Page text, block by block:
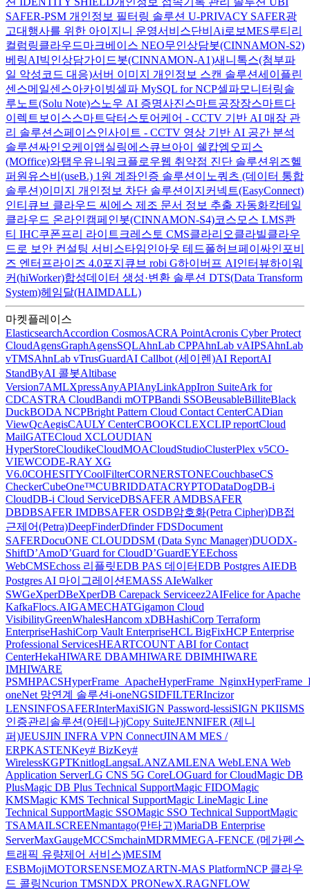
SAFER-PSM 개인정보 필터링 솔루션 U-PRIVACY SAFER광
고대행사를 위한 아이지니 운영서비스단비Ai로보MES루티 리
컬럼링클라우드마크베이스 NEO무인상담봇(CINNAMON-S2)
베링AI빅인상담가이드봇(CINNAMON-A1)새니톡스(첨부파
일 악성코드 대응)서버 이미지 개인정보 스캔 솔루션세이플린
센스메일센스아카이빙셀파 MySQL for NCP셀파모니터링솔
루노트(Solu Note)스노우 AI 증명사진스마트공장장스마트다
이렉트보이스스마트닥터 스토어케어 - CCTV 기반 AI 매장 관
리 솔루션 스페이스인사이트 - CCTV 영상 기반 AI 공간 분석
솔루션싸인오케이 앱실링에스큐브아이 쉘캅엠오피스
(MOffice)와탭우유니 워크플로우웹 취약점 진단 솔루션 위즈헬
퍼원 유스비(useB.) 1원 계좌인증 솔루션 이노쿼츠 (데이터 통합
솔루션)이미지 개인정보 차단 솔루션 이지커넥트(EasyConnect)
인티큐브 클라우드 씨에스 제조 문서 정보 추출 자동화칵테일
클라우드 온라인캠페인봇(CINNAMON-S4)코스모스 LMS콴
티 IHC쿠폰프리 라이트 크레스토 CMS클라리오클라빌클라우
드로 보안 컨설팅 서비스타임인아웃 테드폴허브페이싸인 포비
즈 엔터프라이즈 4.0포지큐브 robi G하이버프 AI인터뷰하이워
커(hiWorker)합성데이터 생성·변환 솔루션 DTS(Data Transform
System)헤임달(HAIMDALL)
마켓플레이스
ElasticsearchAccordion CosmosACRA PointAcronis Cyber Protect
CloudAgensGraphAgensSQLAhnLab CPPAhnLab vAIPSAhnLab
vTMSAhnLab vTrusGuardAI Callbot (세이렌)AI ReportAI
StandByAI 콜봇Altibase
Version7AMLXpressAnyAPIAnyLinkAppIron SuiteArk for
CDCASTRA CloudBandi mOTPBandi SSOBeusableBilliteBlack
DuckBODA NCPBright Pattern Cloud Contact CenterCADian
ViewQcAegisCAULY CenterCBOOKCLEXCLIP reportCloud
MailGATECloud XCLOUDIAN
HyperStoreCloudikeCloudMOACloudStudioClusterPlex v5CO-
VIEWCODE-RAY XG
V6.0COHESITYCoolFilterCORNERSTONECouchbaseCS
CheckerCubeOne™CUBRIDDATACRYPTODataDogDB-i
CloudDB-i Cloud ServiceDBSAFER AMDBSAFER
DBDBSAFER IMDBSAFER OSDB암호화(Petra Cipher)DB접
근제어(Petra)DeepFinderDfinder FDSDocument
SAFERDocuONE CLOUDDSM (Data Sync Manager)DUODX-
ShiftD’AmoD’Guard for CloudD’GuardEYEEchoss
WebCMSEchoss 리플릿EDB PAS 데이터EDB Postgres AIEDB
Postgres AI 마이그레이션EMASS AIeWalker
SWGeXperDBeXperDB Carepack Serviceez2AIFelice for Apache
KafkaFlocs.AIGAMECHATGigamon Cloud
VisibilityGreenWhalesHancom xDBHashiCorp Terraform
EnterpriseHashiCorp Vault EnterpriseHCL BigFixHCP Enterprise
Professional ServicesHEARTCOUNT ABI for Contact
CenterHekaHIWARE DBAMHIWARE DBIMHIWARE
IMHIWARE
PSMHPACSHyperFrame_ApacheHyperFrame_Nginx
oneNet 망연계 솔루션i-oneNGSIDFILTERIncizor
LENSINFOSAFERInterMaxiSIGN Password-lessiSIGN PKIISMS
인증관리솔루션(아테나)jCopy SuiteJENNIFER (제니
퍼)JEUSJIN INFRA VPN ConnectJINAM MES /
ERPKASTENKey# BizKey#
WirelessKGPTKnitlogLangsaLANZAMLENA WebLENA Web
Application ServerLG CNS 5G CoreLOGuard for CloudMagic DB
PlusMagic DB Plus Technical SupportMagic FIDOMagic
KMSMagic KMS Technical SupportMagic LineMagic Line
Technical SupportMagic SSOMagic SSO Technical SupportMagic
TSAMAILSCREENmantago(만타고)MariaDB Enterprise
ServerMaxGaugeMCCSmchainMDRMMEGA-FENCE (메가펜스
트래픽 유량제어 서비스)MESIM
ESBMojiMOTORSENSEMOZARTN-MAS PlatformNCP 클라우
드 콜링Ncurion TMSNDX PRONewX.RAGNFLOW